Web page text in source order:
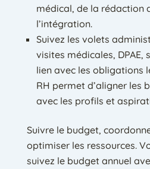
médical, de la rédaction
l’intégration.
Suivez les volets
visites médicales, DPAE,
lien avec les obligations
RH permet d’aligner les
avec les profils et
Suivre le budget,
optimiser les ressources.
suivez le budget annuel